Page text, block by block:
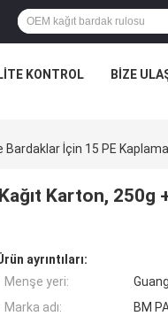
KONTROL BIZE
İçin 15 PE
Karton, 250g
ayrıntıları:
Menşe yeri:
Marka adı:
BM